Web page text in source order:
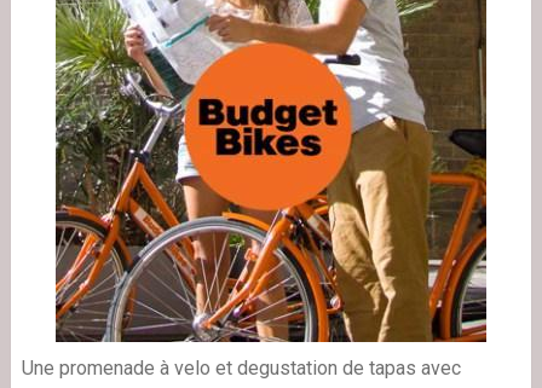
Une promenade à velo et degustation de tapas avec